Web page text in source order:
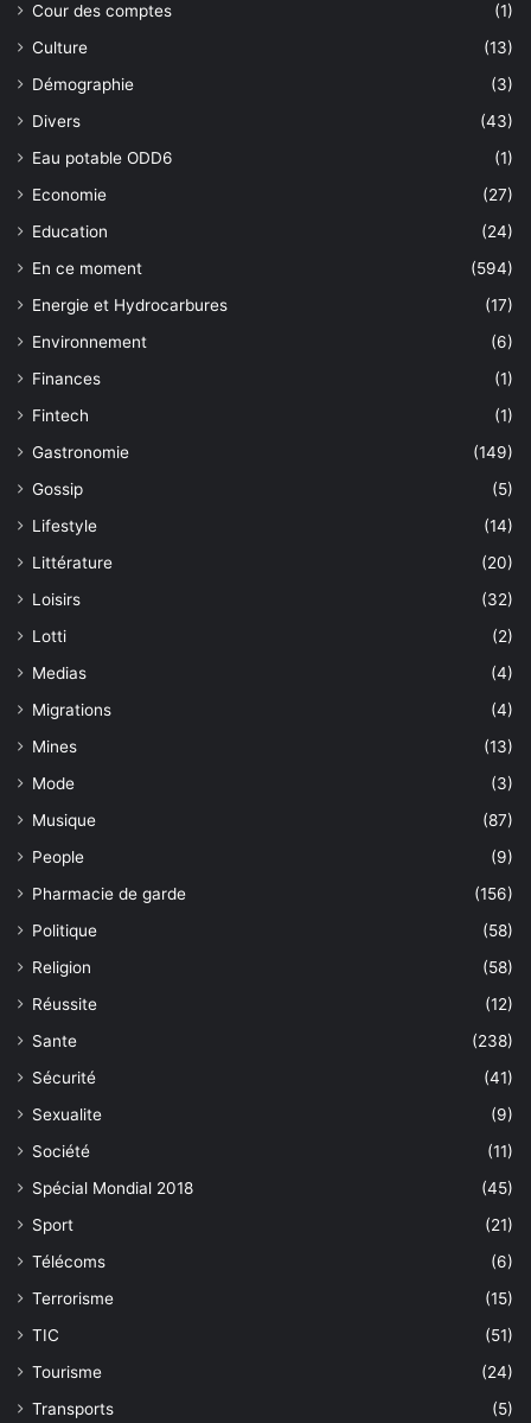
Cour des comptes
(1)
Culture
(13)
Démographie
(3)
Divers
(43)
Eau potable ODD6
(1)
Economie
(27)
Education
(24)
En ce moment
(594)
Energie et Hydrocarbures
(17)
Environnement
(6)
Finances
(1)
Fintech
(1)
Gastronomie
(149)
Gossip
(5)
Lifestyle
(14)
Littérature
(20)
Loisirs
(32)
Lotti
(2)
Medias
(4)
Migrations
(4)
Mines
(13)
Mode
(3)
Musique
(87)
People
(9)
Pharmacie de garde
(156)
Politique
(58)
Religion
(58)
Réussite
(12)
Sante
(238)
Sécurité
(41)
Sexualite
(9)
Société
(11)
Spécial Mondial 2018
(45)
Sport
(21)
Télécoms
(6)
Terrorisme
(15)
TIC
(51)
Tourisme
(24)
Transports
(5)